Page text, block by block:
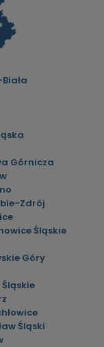
Górnicza
Zdrój
Śląskie
Góry
Śląski